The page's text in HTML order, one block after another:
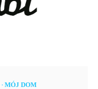
MÓJ DOM